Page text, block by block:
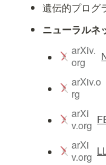
遺伝的プログ
ニューラルネ
arXiv.
org
arXiv.o
rg
arXi
v.org
arXi
v.org